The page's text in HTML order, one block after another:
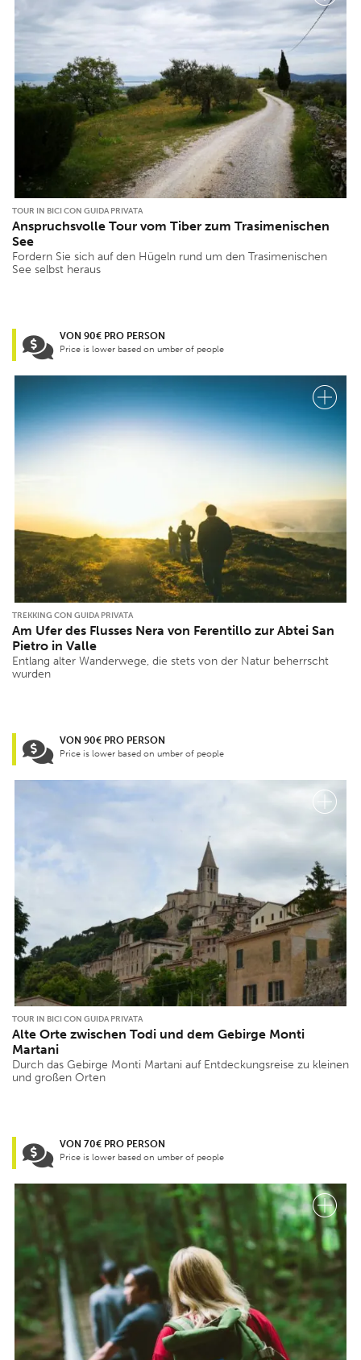
TOUR IN BICI CON GUIDA PRIVATA
Anspruchsvolle Tour vom Tiber zum Trasimenischen
See
Fordern Sie sich auf den Hügeln rund um den Trasimenischen
See selbst heraus
VON 90€ PRO PERSON
Price is lower based on umber of people
TREKKING CON GUIDA PRIVATA
Am Ufer des Flusses Nera von Ferentillo zur Abtei San
Pietro in Valle
Entlang alter Wanderwege, die stets von der Natur beherrscht
wurden
VON 90€ PRO PERSON
Price is lower based on umber of people
TOUR IN BICI CON GUIDA PRIVATA
Alte Orte zwischen Todi und dem Gebirge Monti
Martani
Durch das Gebirge Monti Martani auf Entdeckungsreise zu kleinen
und großen Orten
VON 70€ PRO PERSON
Price is lower based on umber of people